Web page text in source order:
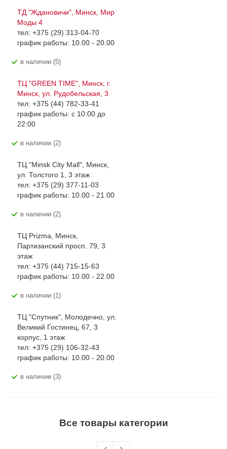
ТД "Ждановичи", Минск, Мир
Моды 4
тел: +375 (29) 313-04-70
график работы: 10.00 - 20.00
В наличии (5)
ТЦ "GREEN TIME", Минск, г.
Минск, ул. Рудобельская, 3
тел: +375 (44) 782-33-41
график работы: с 10:00 до
22:00
В наличии (2)
ТЦ "Minsk City Mall", Минск,
ул. Толстого 1, 3 этаж
тел: +375 (29) 377-11-03
график работы: 10.00 - 21.00
В наличии (2)
ТЦ Prizma, Минск,
Партизанский просп. 79, 3
этаж
тел: +375 (44) 715-15-63
график работы: 10.00 - 22.00
В наличии (1)
ТЦ "Спутник", Молодечно, ул.
Великий Гостинец, 67, 3
корпус, 1 этаж
тел: +375 (29) 106-32-43
график работы: 10.00 - 20.00
В наличии (3)
Все товары категории